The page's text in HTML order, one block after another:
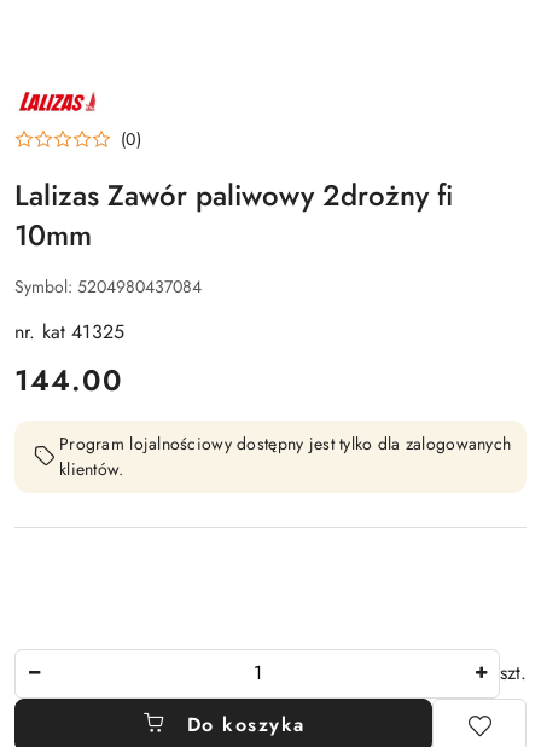
NAZWA
PRODUCENTA:
LALIZAS (0)
Lalizas Zawór paliwowy 2drożny fi
10mm
Symbol: 5204980437084
nr. kat 41325
cena:
144.00
Program lojalnościowy dostępny jest tylko dla zalogowanych
klientów.
szt.
Do koszyka